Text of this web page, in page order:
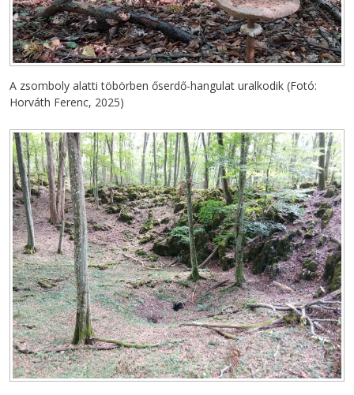
A zsomboly alatti töbörben őserdő-hangulat uralkodik (Fotó:
Horváth Ferenc, 2025)